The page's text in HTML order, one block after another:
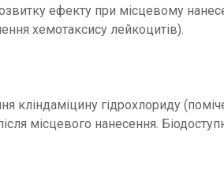
ефекту при місцевому
хемотаксису лейкоцитів).
кліндаміцину гідрохлориду
місцевого нанесення.